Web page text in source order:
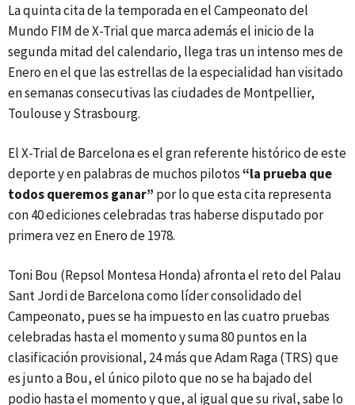
La quinta cita de la temporada en el Campeonato del
Mundo FIM de X-Trial que marca además el inicio de la
segunda mitad del calendario, llega tras un intenso mes de
Enero en el que las estrellas de la especialidad han visitado
en semanas consecutivas las ciudades de Montpellier,
Toulouse y Strasbourg.
El X-Trial de Barcelona es el gran referente histórico de este
deporte y en palabras de muchos pilotos“la prueba que
todos queremos ganar” por lo que esta cita representa
con 40 ediciones celebradas tras haberse disputado por
primera vez en Enero de 1978.
Toni Bou (Repsol Montesa Honda) afronta el reto del Palau
Sant Jordi de Barcelona como líder consolidado del
Campeonato, pues se ha impuesto en las cuatro pruebas
celebradas hasta el momento y suma 80 puntos en la
clasificación provisional, 24 más que Adam Raga (TRS) que
es junto a Bou, el único piloto que no se ha bajado del
podio hasta el momento y que, al igual que su rival, sabe lo